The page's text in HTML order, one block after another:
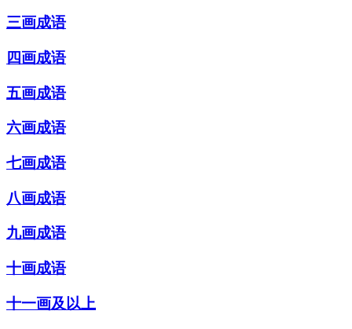
三画成语
四画成语
五画成语
六画成语
七画成语
八画成语
九画成语
十画成语
十一画及以上